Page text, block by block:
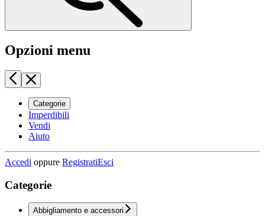
Opzioni menu
Categorie
Imperdibili
Vendi
Aiuto
Accedi oppure RegistratiEsci
Categorie
Abbigliamento e accessori